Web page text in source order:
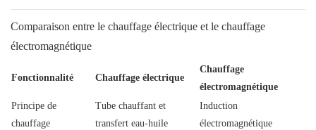
Comparaison entre le chauffage électrique et le chauffage
électromagnétique
Fonctionnalité Chauffage électrique
Chauffage
électromagnétique
Principe de
chauffage
Tube chauffant et
transfert eau-huile
Induction
électromagnétique